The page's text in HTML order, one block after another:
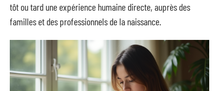
tôt ou tard une expérience humaine directe, auprès des
familles et des professionnels de la naissance.